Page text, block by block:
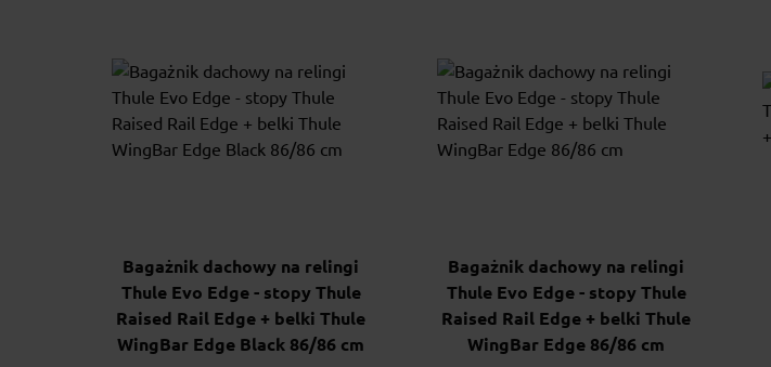
Bagażnik dachowy na relingi
Thule Evo Edge - stopy Thule
Raised Rail Edge + belki Thule
WingBar Edge Black 86/86 cm
Bagażnik dachowy na relingi
Thule Evo Edge - stopy Thule
Raised Rail Edge + belki Thule
WingBar Edge 86/86 cm